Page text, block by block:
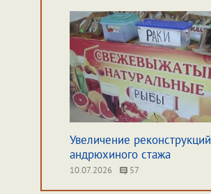
Увеличение реконструкций
андрюхиного стажа
10.07.2026 57